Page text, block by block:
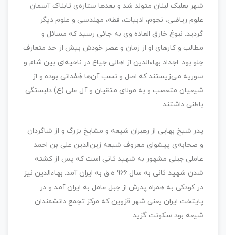
شهر بعلبک لبنان متولد شد و بعدها ستاره‌ی تابناک آسمان
علوم ریاضی، نجوم، ادبیات، فقه، مهندسی و علوم دیگر
گردید. نبوغ خارق العاده وی به جائی رسید که مسائل و
مطالب و کارهای او از زمان و عصر خودش بیش از حد متعارف
جلو بود. اجداد بهاءالدین از اهالی جیاع در ناحیه‌ای بین شام و
سوریه می‌زیستند که اصل و نسب آن‌ها هَمْدانی بوده و از
شیعیان متعصب و به مولای متقیان و آل علی (ع) دلبستگی
باطنی داشتند.
پدر شیخ بهایی از رهبران شیعه و مشایخ بزرگ و از شاگردان
و صحابه‌ی پیشوای معروف شیعه زین‌الدین علی بن احمد
عاملی جبلی مشهور به شهید ثانی است كه پس از كشته
شدن شهید ثانی به سال 966 ه.ق به ایران آمد. بهاءالدین نیز
در كودكی به همراه پدرش از جبل عامل به ایران آمد و در
پایتخت ایران یعنی شهر قزوین كه مركز تجمع دانشمندان
شیعه بود سکونت گزید.